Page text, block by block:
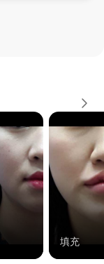
填充